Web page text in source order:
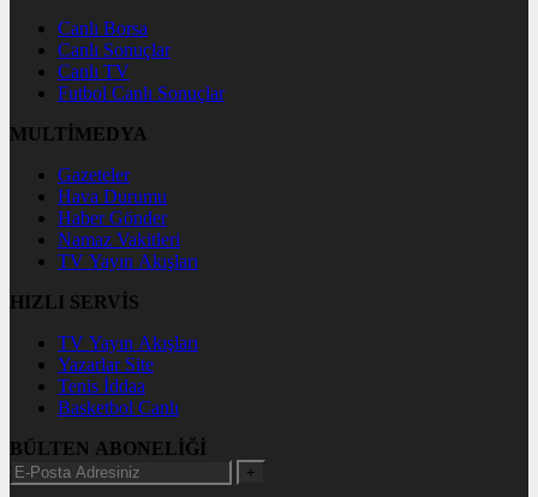
Canlı Borsa
Canlı Sonuçlar
Canlı TV
Futbol Canlı Sonuçlar
MULTİMEDYA
Gazeteler
Hava Durumu
Haber Gönder
Namaz Vakitleri
TV Yayın Akışları
HIZLI SERVİS
TV Yayın Akışları
Yazarlar Site
Tenis İddaa
Basketbol Canlı
BÜLTEN ABONELİĞİ
+